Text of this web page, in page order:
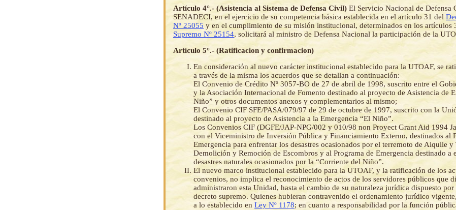
Artículo 4°.- (Asistencia al Sistema de Defensa Civil) El Servicio Nacional de Defensa
SENADECI, en el ejercicio de su competencia básica establecida en el artículo 31 del
Nº 25055 y en el cumplimiento de su misión institucional, determinados en los artículos
Supremo Nº 25154, solicitará al ministro de Defensa Nacional la participación de la
Artículo 5°.- (Ratificacion y confirmacion)
En consideración al nuevo carácter institucional establecido para la UTOAF, se
a través de la misma los acuerdos que se detallan a continuación:
El Convenio de Crédito Nº 3057-BO de 27 de abril de 1998, suscrito entre el
y la Asociación Internacional de Fomento destinado al proyecto de Asistencia de
Niño” y otros documentos anexos y complementarios al mismo;
El Convenio CIF SFE/PASA/079/97 de 29 de octubre de 1997, suscrito con la
destinado al proyecto de Asistencia a la Emergencia “El Niño”.
Los Convenios CIF (DGFE/JAP-NPG/002 y 010/98 non Proyect Grant Aid 1994
con el Viceministro de Inversión Pública y Financiamiento Externo, destinados al
Emergencia para enfrentar los desastres ocasionados por el terremoto de Aiquile y
Demolición y Remoción de Escombros y al Programa de Emergencia destinado a
desastres naturales ocasionados por la “Corriente del Niño”.
El nuevo marco institucional establecido para la UTOAF, y la ratificación de los
convenios, no implica el reconocimiento de actos de los servidores públicos que
administraron esta Unidad, hasta el cambio de su naturaleza jurídica dispuesto por
decreto supremo. Quienes hubieran contravenido el ordenamiento jurídico
a lo establecido en Ley Nº 1178; en cuanto a responsabilidad por la función